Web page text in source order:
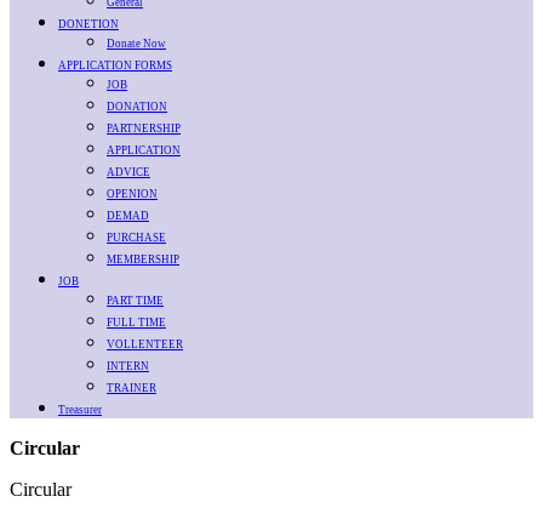
General
DONETION
Donate Now
APPLICATION FORMS
JOB
DONATION
PARTNERSHIP
APPLICATION
ADVICE
OPENION
DEMAD
PURCHASE
MEMBERSHIP
JOB
PART TIME
FULL TIME
VOLLENTEER
INTERN
TRAINER
Treasurer
Circular
Circular